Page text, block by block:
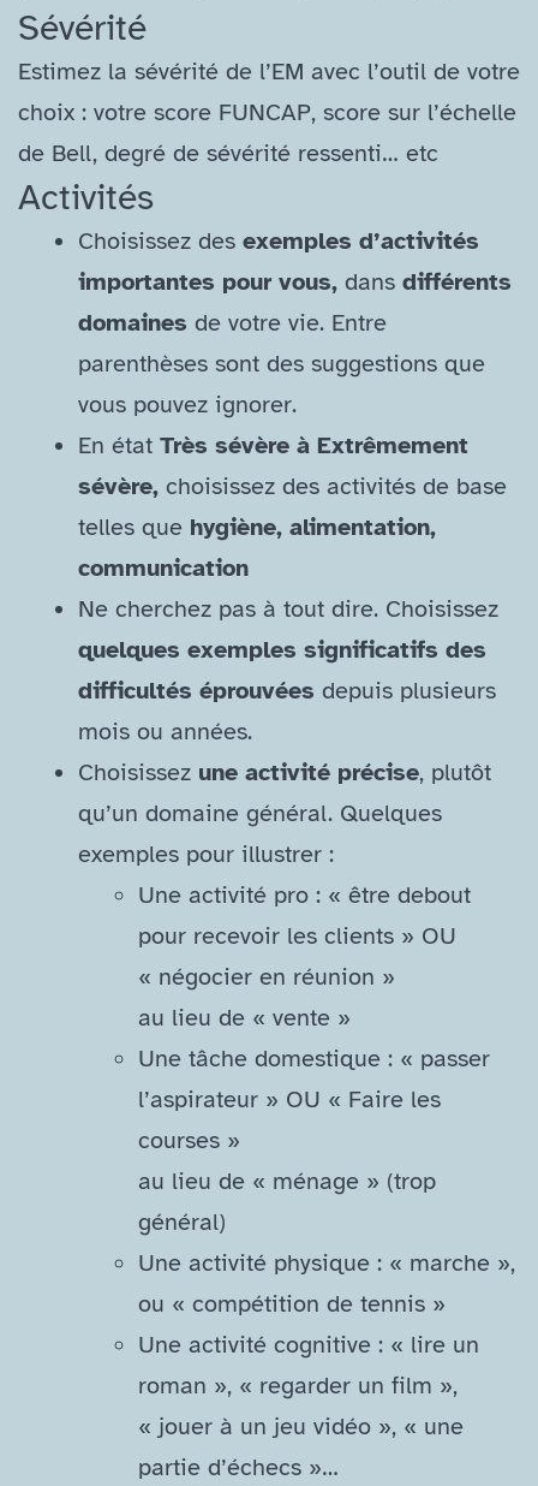
Sévérité
Estimez la sévérité de l’EM avec l’outil de votre
choix : votre score FUNCAP, score sur l’échelle
de Bell, degré de sévérité ressenti… etc
Activités
Choisissez des exemples d’activités
importantes pour vous, dans différents
domaines de votre vie. Entre
parenthèses sont des suggestions que
vous pouvez ignorer.
En état Très sévère à Extrêmement
sévère, choisissez des activités de base
telles que hygiène, alimentation,
communication
Ne cherchez pas à tout dire. Choisissez
quelques exemples significatifs des
difficultés éprouvées depuis plusieurs
mois ou années.
Choisissez une activité précise, plutôt
qu’un domaine général. Quelques
exemples pour illustrer :
Une activité pro : « être debout
pour recevoir les clients » OU
« négocier en réunion »
au lieu de « vente »
Une tâche domestique : « passer
l’aspirateur » OU « Faire les
courses »
au lieu de « ménage » (trop
général)
Une activité physique : « marche »,
ou « compétition de tennis »
Une activité cognitive : « lire un
roman », « regarder un film »,
« jouer à un jeu vidéo », « une
partie d’échecs »…